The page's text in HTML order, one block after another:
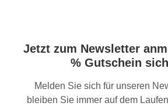
Jetzt zum Newsletter
% Gutschein
Melden Sie sich für unseren
bleiben Sie immer auf dem